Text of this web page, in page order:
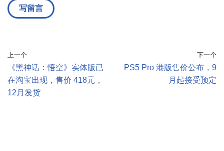
上一个
《黑神话：悟空》实体版已
在淘宝出现，售价 418元，
12月发货
下一个
PS5 Pro 港版售价公布，9
月起接受预定